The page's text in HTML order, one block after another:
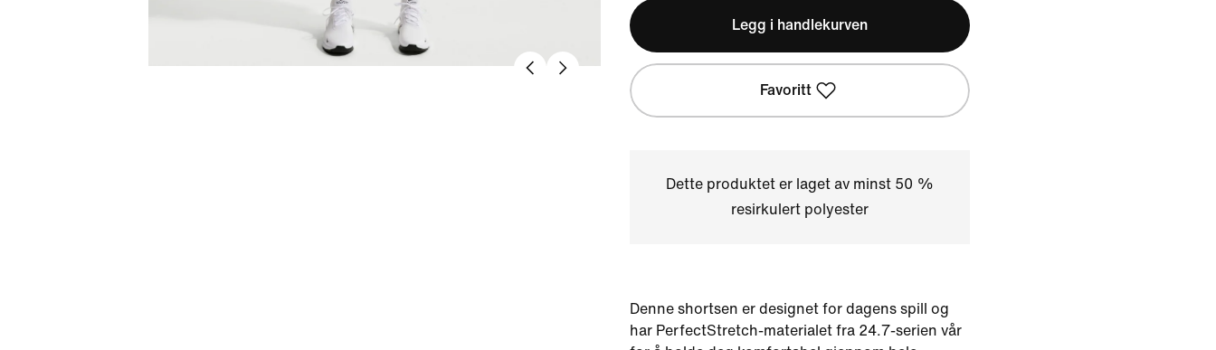
Legg i handlekurven
Favoritt
Dette produktet er laget av minst 50 %
resirkulert polyester
Denne shortsen er designet for dagens spill og
har PerfectStretch-materialet fra 24.7-serien vår